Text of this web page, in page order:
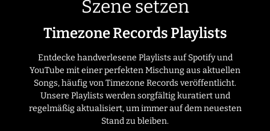
Szene setzen
Timezone Records Playlists
Entdecke handverlesene Playlists auf Spotify und
YouTube mit einer perfekten Mischung aus aktuellen
Songs, häufig von Timezone Records veröffentlicht.
Unsere Playlists werden sorgfältig kuratiert und
regelmäßig aktualisiert, um immer auf dem neuesten
Stand zu bleiben.